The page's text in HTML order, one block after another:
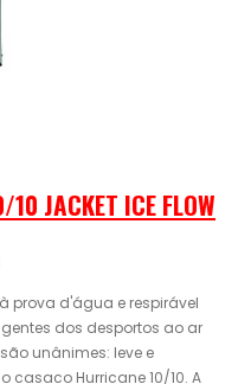
10 JACKET ICE FLOW
à prova d'água e respirável
dos desportos ao ar
unânimes: leve e
casaco Hurricane 10/10. A